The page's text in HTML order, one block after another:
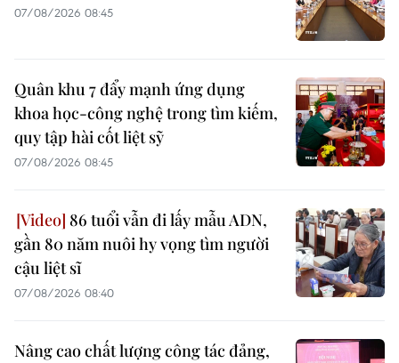
07/08/2026 08:45
Quân khu 7 đẩy mạnh ứng dụng
khoa học-công nghệ trong tìm kiếm,
quy tập hài cốt liệt sỹ
07/08/2026 08:45
86 tuổi vẫn đi lấy mẫu ADN,
gần 80 năm nuôi hy vọng tìm người
cậu liệt sĩ
07/08/2026 08:40
Nâng cao chất lượng công tác đảng,